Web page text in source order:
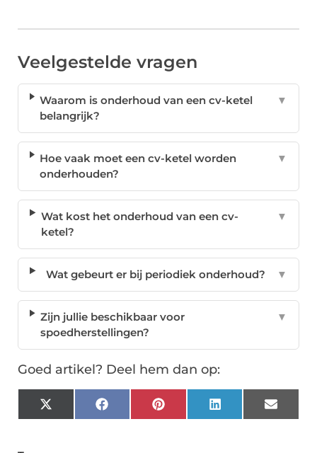
Veelgestelde vragen
Waarom is onderhoud van een cv-ketel
belangrijk?
▼
Hoe vaak moet een cv-ketel worden
onderhouden?
▼
Wat kost het onderhoud van een cv-
ketel?
▼
Wat gebeurt er bij periodiek onderhoud? ▼
Zijn jullie beschikbaar voor
spoedherstellingen?
▼
Goed artikel? Deel hem dan op:
X
(Twitter)
FacebookPinterest LinkedIn Email